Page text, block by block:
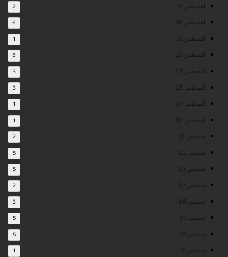
أغسطس 18 2
أغسطس 20 6
أغسطس 21 1
أغسطس 22 8
أغسطس 23 3
أغسطس 25 3
أغسطس 27 1
أغسطس 30 1
سبتمبر 01 2
سبتمبر 02 5
سبتمبر 03 5
سبتمبر 04 2
سبتمبر 06 3
سبتمبر 07 5
سبتمبر 10 5
سبتمبر 11 1